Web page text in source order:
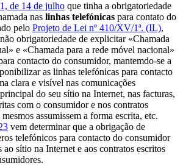
de 14 de julho que tinha a obrigatoriedade
nas linhas telefónicas para contato do
pelo Projeto de Lei nº 410/XV/1ª. (IL),
obrigatoriedade de explicitar «Chamada
e «Chamada para a rede móvel nacional»
contacto do consumidor, mantemdo-se a
as linhas telefónicas para contacto
clara e visível nas comunicações
do seu sítio na Internet, nas facturas,
com o consumidor e nos contratos
assumissem a forma escrita, etc.
vem determinar que a obrigação de
telefónicos para contacto do consumidor
ao sítio na Internet e aos contratos escritos